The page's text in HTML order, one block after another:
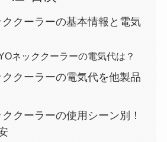
クーラーの基本情報と電気
ネッククーラーの電気代は？
クーラーの電気代を他製品
クーラーの使用シーン別！